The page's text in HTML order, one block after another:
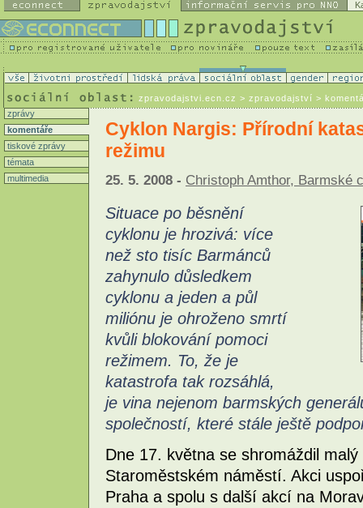
zpravodajstvi.ecn.cz > zpravodajství >
zprávy
komentáře
tiskové zprávy
témata
multimedia
Cyklon Nargis: Přírodní
režimu
25. 5. 2008 - Christoph Amthor, Barmské
Situace po běsnění
cyklonu je hrozivá: více
než sto tisíc Barmánců
zahynulo důsledkem
cyklonu a jeden a půl
miliónu je ohroženo smrtí
kvůli blokování pomoci
režimem. To, že je
katastrofa tak rozsáhlá,
je vina nejenom barmských
společností, které stále ještě
Dne 17. května se shromáždil
Staroměstském náměstí. Akci
Praha a spolu s další akcí na